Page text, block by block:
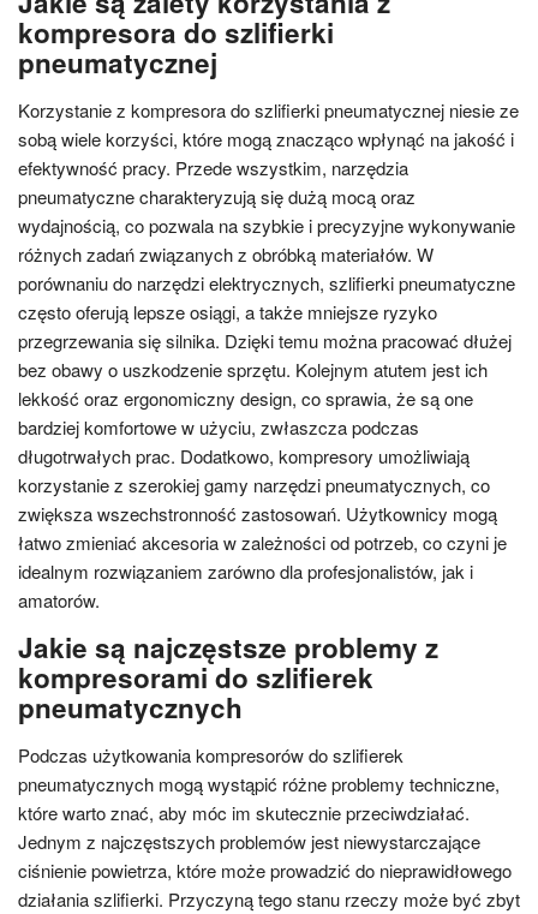
kompresora do szlifierki
pneumatycznej
Korzystanie z kompresora do szlifierki pneumatycznej niesie ze
sobą wiele korzyści, które mogą znacząco wpłynąć na jakość i
efektywność pracy. Przede wszystkim, narzędzia
pneumatyczne charakteryzują się dużą mocą oraz
wydajnością, co pozwala na szybkie i precyzyjne wykonywanie
różnych zadań związanych z obróbką materiałów. W
porównaniu do narzędzi elektrycznych, szlifierki pneumatyczne
często oferują lepsze osiągi, a także mniejsze ryzyko
przegrzewania się silnika. Dzięki temu można pracować dłużej
bez obawy o uszkodzenie sprzętu. Kolejnym atutem jest ich
lekkość oraz ergonomiczny design, co sprawia, że są one
bardziej komfortowe w użyciu, zwłaszcza podczas
długotrwałych prac. Dodatkowo, kompresory umożliwiają
korzystanie z szerokiej gamy narzędzi pneumatycznych, co
zwiększa wszechstronność zastosowań. Użytkownicy mogą
łatwo zmieniać akcesoria w zależności od potrzeb, co czyni je
idealnym rozwiązaniem zarówno dla profesjonalistów, jak i
amatorów.
Jakie są najczęstsze problemy z
kompresorami do szlifierek
pneumatycznych
Podczas użytkowania kompresorów do szlifierek
pneumatycznych mogą wystąpić różne problemy techniczne,
które warto znać, aby móc im skutecznie przeciwdziałać.
Jednym z najczęstszych problemów jest niewystarczające
ciśnienie powietrza, które może prowadzić do nieprawidłowego
działania szlifierki. Przyczyną tego stanu rzeczy może być zbyt